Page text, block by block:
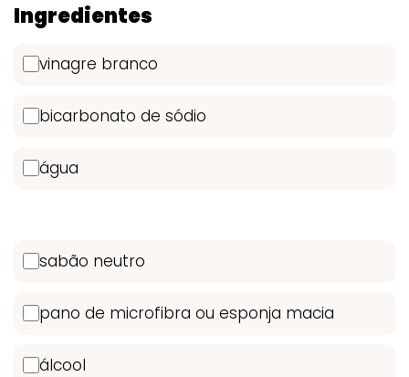
Ingredientes
vinagre branco
bicarbonato de sódio
água
sabão neutro
pano de microfibra ou esponja macia
álcool